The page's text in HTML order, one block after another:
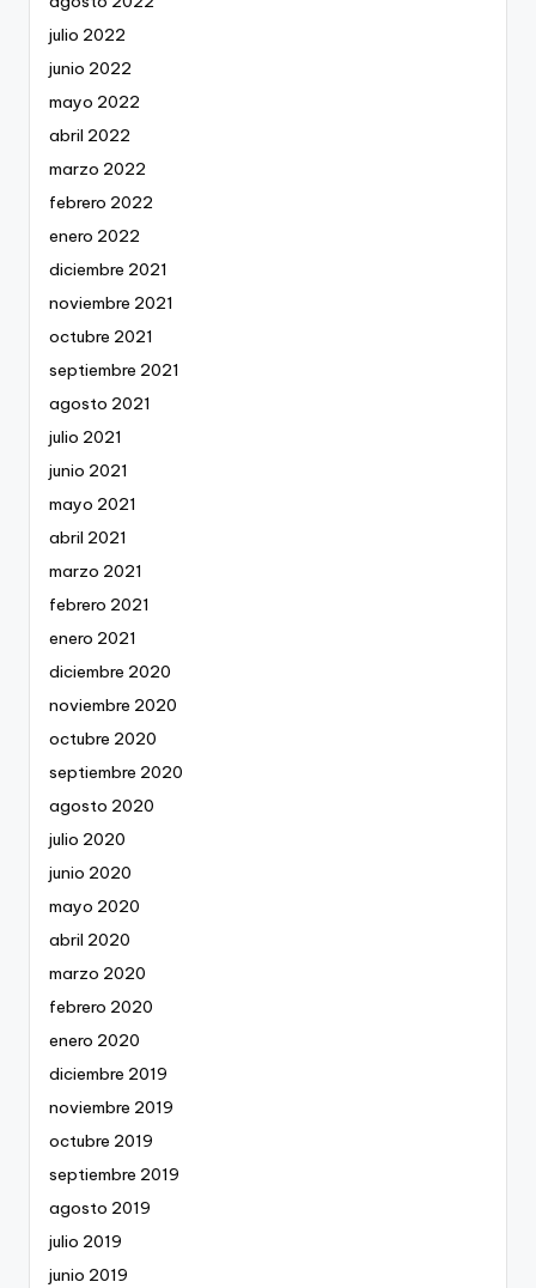
julio 2022
junio 2022
mayo 2022
abril 2022
marzo 2022
febrero 2022
enero 2022
diciembre 2021
noviembre 2021
octubre 2021
septiembre 2021
agosto 2021
julio 2021
junio 2021
mayo 2021
abril 2021
marzo 2021
febrero 2021
enero 2021
diciembre 2020
noviembre 2020
octubre 2020
septiembre 2020
agosto 2020
julio 2020
junio 2020
mayo 2020
abril 2020
marzo 2020
febrero 2020
enero 2020
diciembre 2019
noviembre 2019
octubre 2019
septiembre 2019
agosto 2019
julio 2019
junio 2019